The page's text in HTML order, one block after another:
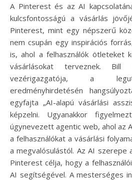
A Pinterest és az AI kapcsolatának mélyebb megértése
kulcsfontosságú a vásárlás
Pinterest, mint egy népszerű
nem csupán egy inspirációs
is, ahol a felhasználók ötleteket
vásárlásokat terveznek.
vezérigazgatója, a
eredményhirdetésén
egyfajta „AI-alapú vásárlási
képzelni. Ugyanakkor
úgynevezett agentic web, ahol az
a felhasználókat a vásárlási
a megvalósulástól. Az AI szerepe
Pinterest célja, hogy a
AI segítségével. A mesterséges